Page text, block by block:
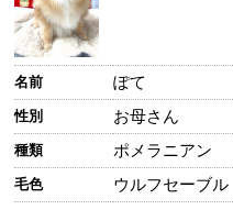
名前 ぽて
性別 お母さん
種類 ポメラニアン
毛色 ウルフセーブル